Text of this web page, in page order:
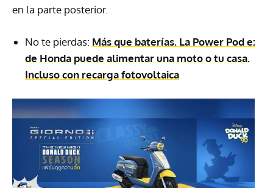
en la parte posterior.
No te pierdas: Más que baterías. La Power Pod e:
de Honda puede alimentar una moto o tu casa.
Incluso con recarga fotovoltaica